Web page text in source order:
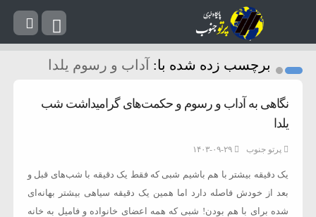
برچسب زده شده با: آداب و رسوم یلدا
نگاهی به آداب و رسوم و حکمت‌های گرامیداشت شب
یلدا
پرتو جنوب ۱۴۰۳-۰۹-۲۹
یک دقیقه بیشتر با هم باشیم شبی که فقط یک دقیقه با شب‌های قبل و
بعد از خودش فاصله دارد اما همین یک دقیقه سیاهی بیشتر بهانه‌ای
شده برای با هم بودن! شبی که همه اعضای خانواده و فامیل به خانه